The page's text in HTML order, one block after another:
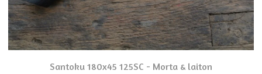
Santoku 180x45 125SC - Morta & laiton